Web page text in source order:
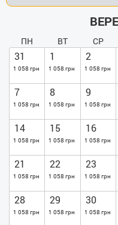
ПН ВТ СР
31
1 058 грн
1
1 058 грн
2
1 058 грн
7
1 058 грн
8
1 058 грн
9
1 058 грн
14
1 058 грн
15
1 058 грн
16
1 058 грн
21
1 058 грн
22
1 058 грн
23
1 058 грн
28
1 058 грн
29
1 058 грн
30
1 058 грн